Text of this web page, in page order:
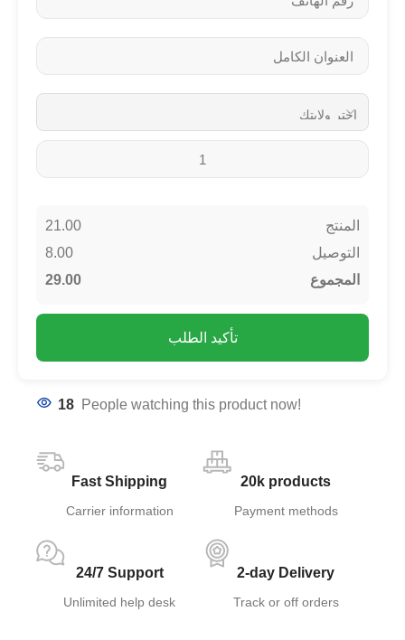
المنتج
21.00
التوصيل
8.00
المجموع
29.00
تأكيد الطلب
18 People watching this product now!
Fast Shipping
Carrier information
20k products
Payment methods
24/7 Support
Unlimited help desk
2-day Delivery
Track or off orders